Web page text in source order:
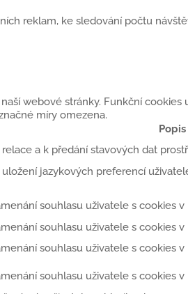
reklam, ke sledování počtu
webové stránky. Funkční
míry omezena.
Popis
relace a k předání stavových dat
jazykových preferencí
souhlasu uživatele s cookies v
souhlasu uživatele s cookies v
souhlasu uživatele s cookies v
souhlasu uživatele s cookies v